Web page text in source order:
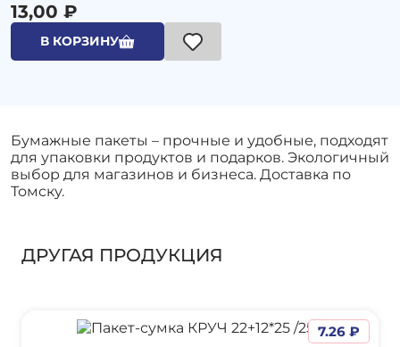
13,00 ₽
В КОРЗИНУ
Бумажные пакеты – прочные и удобные, подходят
для упаковки продуктов и подарков. Экологичный
выбор для магазинов и бизнеса. Доставка по
Томску.
ДРУГАЯ ПРОДУКЦИЯ
7.26 ₽